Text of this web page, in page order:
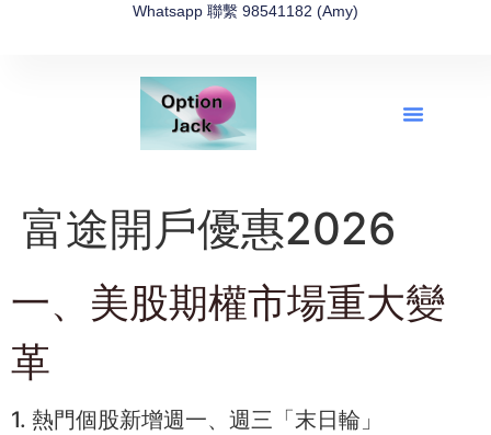
Whatsapp 聯繫 98541182 (Amy)
富途開戶優惠2026
⼀、美股期權市場重⼤變
⾰
1. 熱⾨個股新增週⼀、週三「末⽇輪」